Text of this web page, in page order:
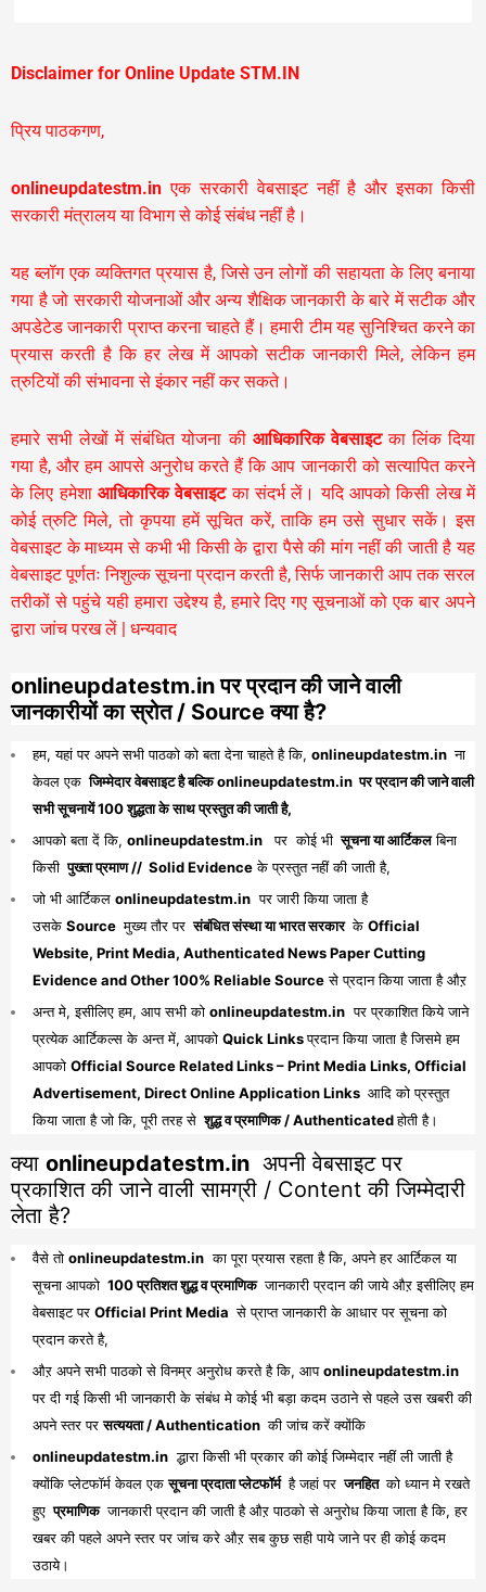
Disclaimer for Online Update STM.IN
प्रिय पाठकगण,
onlineupdatestm.in एक सरकारी वेबसाइट नहीं है और इसका किसी
सरकारी मंत्रालय या विभाग से कोई संबंध नहीं है।
यह ब्लॉग एक व्यक्तिगत प्रयास है, जिसे उन लोगों की सहायता के लिए बनाया
गया है जो सरकारी योजनाओं और अन्य शैक्षिक जानकारी के बारे में सटीक और
अपडेटेड जानकारी प्राप्त करना चाहते हैं। हमारी टीम यह सुनिश्चित करने का
प्रयास करती है कि हर लेख में आपको सटीक जानकारी मिले, लेकिन हम
त्रुटियों की संभावना से इंकार नहीं कर सकते।
हमारे सभी लेखों में संबंधित योजना की आधिकारिक वेबसाइटका लिंक दिया
गया है, और हम आपसे अनुरोध करते हैं कि आप जानकारी को सत्यापित करने
के लिए हमेशा आधिकारिक वेबसाइटका संदर्भ लें। यदि आपको किसी लेख में
कोई त्रुटि मिले, तो कृपया हमें सूचित करें, ताकि हम उसे सुधार सकें। इस
वेबसाइट के माध्यम से कभी भी किसी के द्वारा पैसे की मांग नहीं की जाती है यह
वेबसाइट पूर्णतः निशुल्क सूचना प्रदान करती है,सिर्फ जानकारी आप तक सरल
तरीकों से पहुंचे यही हमारा उद्देश्य है, हमारे दिए गए सूचनाओं को एक बार अपने
द्वारा जांच परख लें | धन्यवाद
onlineupdatestm.in पर प्रदान की जाने वाली
जानकारीयों का स्रोत / Source क्या है?
हम, यहां पर अपने सभी पाठको को बता देना चाहते है कि, onlineupdatestm.in ना
केवल एक जिम्मेदार वेबसाइट है बल्कि onlineupdatestm.in पर प्रदान की जाने वाली
सभी सूचनायें 100 शुद्धता के साथ प्रस्तुत की जाती है,
आपको बता दें कि, onlineupdatestm.in पर कोई भी सूचना या आर्टिकलबिना
किसी पुख्ता प्रमाण // Solid Evidenceके प्रस्तुत नहीं की जाती है,
जो भी आर्टिकल onlineupdatestm.in पर जारी किया जाता है
उसके Source मुख्य तौर पर संबंधित संस्था या भारत सरकार के Official
Website, Print Media, Authenticated News Paper Cutting
Evidence and Other 100% Reliable Sourceसे प्रदान किया जाता है औऱ
अन्त मे, इसीलिए हम, आप सभी को onlineupdatestm.in पर प्रकाशित किये जाने
प्रत्येक आर्टिकल्स के अन्त में, आपको Quick Linksप्रदान किया जाता है जिसमे हम
आपको Official Source Related Links – Print Media Links, Official
Advertisement, Direct Online Application Links आदि को प्रस्तुत
किया जाता है जो कि, पूरी तरह से शुद्ध व प्रमाणिक / Authenticatedहोती है।
क्या onlineupdatestm.in अपनी वेबसाइट पर
प्रकाशित की जाने वाली सामग्री / Content की जिम्मेदारी
लेता है?
वैसे तो onlineupdatestm.in का पूरा प्रयास रहता है कि, अपने हर आर्टिकल या
सूचना आपको 100 प्रतिशत शुद्ध व प्रमाणिक जानकारी प्रदान की जाये औऱ इसीलिए हम
वेबसाइट पर Official Print Media से प्राप्त जानकारी के आधार पर सूचना को
प्रदान करते है,
औऱ अपने सभी पाठको से विनम्र अनुरोध करते है कि, आपonlineupdatestm.in
पर दी गई किसी भी जानकारी के संबंध मे कोई भी बड़ा कदम उठाने से पहले उस खबरी की
अपने स्तर परसत्ययता / Authentication की जांच करें क्योंकि
onlineupdatestm.in द्धारा किसी भी प्रकार की कोई जिम्मेदार नहीं ली जाती है
क्योंकि प्लेटफॉर्म केवल एकसूचना प्रदाता प्लेटफॉर्म है जहां पर जनहित को ध्यान मे रखते
हुए प्रमाणिक जानकारी प्रदान की जाती है औऱ पाठको से अनुरोध किया जाता है कि, हर
खबर की पहले अपने स्तर पर जांच करे औऱ सब कुछ सही पाये जाने पर ही कोई कदम
उठाये।